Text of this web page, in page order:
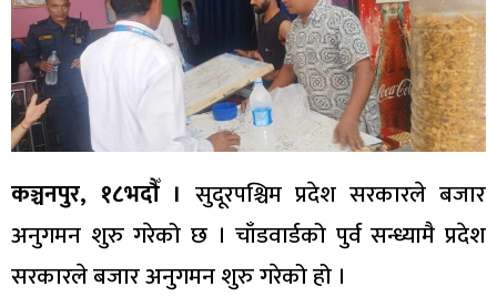
कञ्चनपुर, १८भदौँ । सुदूरपश्चिम प्रदेश सरकारले बजार
अनुगमन शुरु गरेको छ । चाँडवार्डको पुर्व सन्ध्यामै प्रदेश
सरकारले बजार अनुगमन शुरु गरेको हो ।